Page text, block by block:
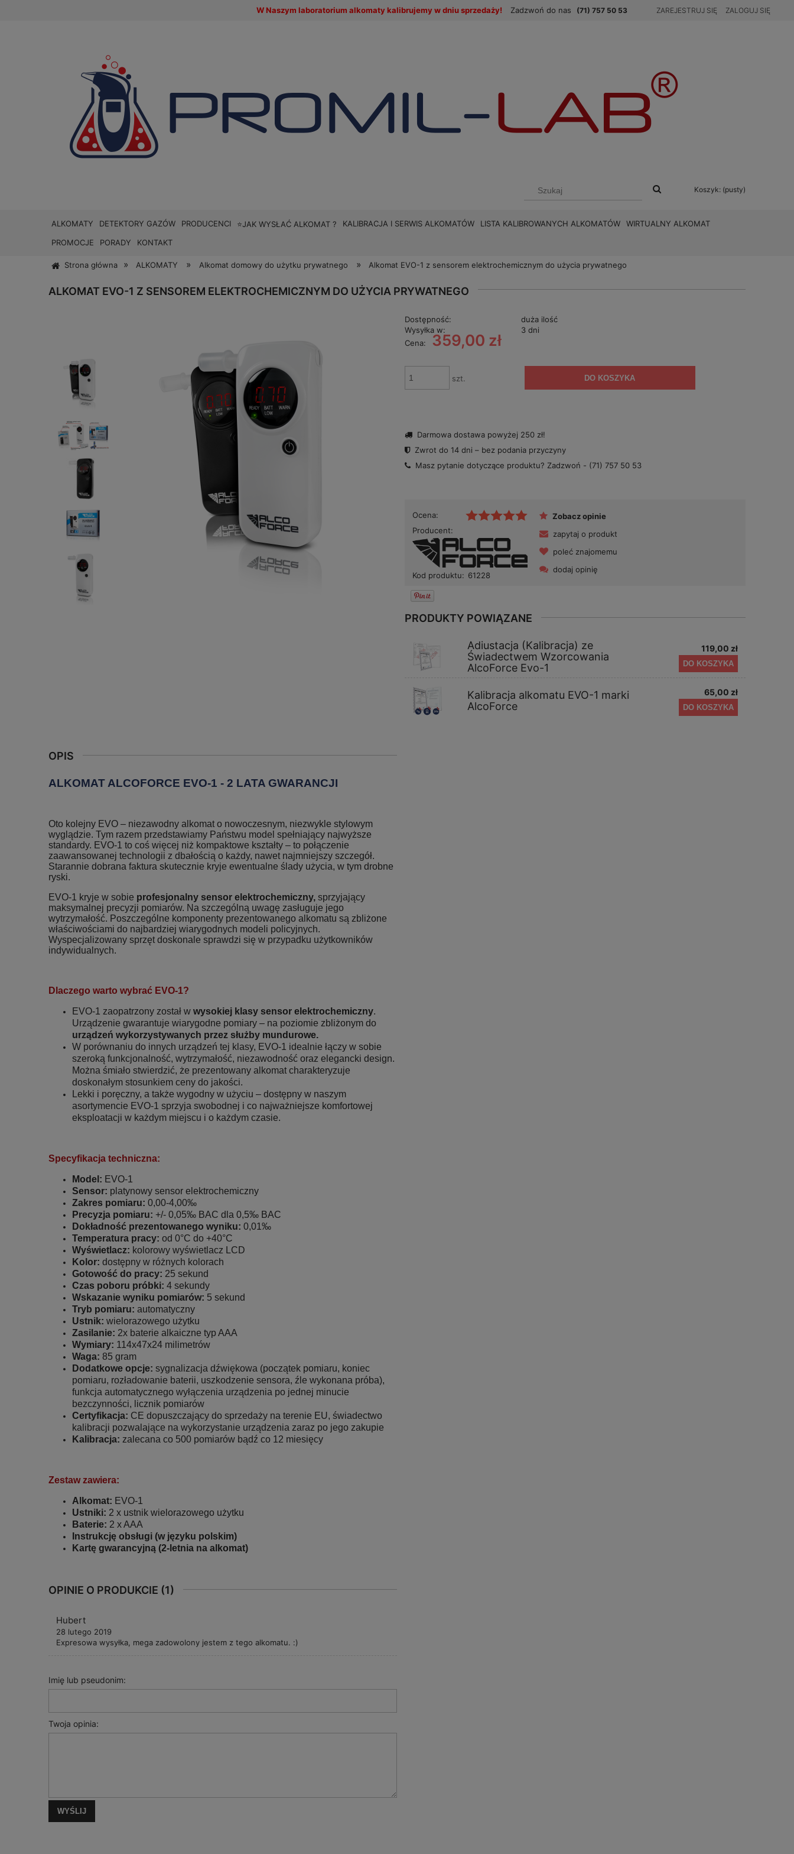
W Naszym laboratorium alkomaty kalibrujemy w dniu sprzedaży! Zadzwoń do nas (71) 757 50 53 ZAREJESTRUJ SIĘ ZALOGUJ SIĘ
Koszyk: (pusty)
ALKOMATY DETEKTORY GAZÓW PRODUCENCI ⭐JAK WYSŁAĆ ALKOMAT ? KALIBRACJA I SERWIS ALKOMATÓW LISTA KALIBROWANYCH ALKOMATÓW
WIRTUALNY ALKOMAT
PROMOCJE
PORADY KONTAKT
Strona główna » ALKOMATY » Alkomat domowy do użytku prywatnego » Alkomat EVO-1 z sensorem elektrochemicznym do użycia prywatnego
ALKOMAT EVO-1 Z SENSOREM ELEKTROCHEMICZNYM DO UŻYCIA PRYWATNEGO
Dostępność:
duża ilość
Wysyłka w:
3 dni
Cena:
359,00 zł
szt. DO KOSZYKA
Darmowa dostawa powyżej 250 zł!
Zwrot do 14 dni – bez podania przyczyny
Masz pytanie dotyczące produktu? Zadzwoń - (71) 757 50 53
Ocena:
Producent:
Kod produktu: 61228
Zobacz opinie
zapytaj o produkt
poleć znajomemu
dodaj opinię
PRODUKTY POWIĄZANE
Adiustacja (Kalibracja) ze
Świadectwem Wzorcowania
AlcoForce Evo-1
119,00 zł
DO KOSZYKA
Kalibracja alkomatu EVO-1 marki
AlcoForce
65,00 zł
DO KOSZYKA
OPIS
ALKOMAT ALCOFORCE EVO-1 - 2 LATA GWARANCJI
Oto kolejny EVO – niezawodny alkomat o nowoczesnym, niezwykle stylowym
wyglądzie. Tym razem przedstawiamy Państwu model spełniający najwyższe
standardy. EVO-1 to coś więcej niż kompaktowe kształty – to połączenie
zaawansowanej technologii z dbałością o każdy, nawet najmniejszy szczegół.
Starannie dobrana faktura skutecznie kryje ewentualne ślady użycia, w tym drobne
ryski.
EVO-1 kryje w sobie profesjonalny sensor elektrochemiczny, sprzyjający
maksymalnej precyzji pomiarów. Na szczególną uwagę zasługuje jego
wytrzymałość. Poszczególne komponenty prezentowanego alkomatu są zbliżone
właściwościami do najbardziej wiarygodnych modeli policyjnych.
Wyspecjalizowany sprzęt doskonale sprawdzi się w przypadku użytkowników
indywidualnych.
Dlaczego warto wybrać EVO-1?
EVO-1 zaopatrzony został w wysokiej klasy sensor elektrochemiczny.
Urządzenie gwarantuje wiarygodne pomiary – na poziomie zbliżonym do
urządzeń wykorzystywanych przez służby mundurowe.
W porównaniu do innych urządzeń tej klasy, EVO-1 idealnie łączy w sobie
szeroką funkcjonalność, wytrzymałość, niezawodność oraz elegancki design.
Można śmiało stwierdzić, że prezentowany alkomat charakteryzuje
doskonałym stosunkiem ceny do jakości.
Lekki i poręczny, a także wygodny w użyciu – dostępny w naszym
asortymencie EVO-1 sprzyja swobodnej i co najważniejsze komfortowej
eksploatacji w każdym miejscu i o każdym czasie.
Specyfikacja techniczna:
Model: EVO-1
Sensor: platynowy sensor elektrochemiczny
Zakres pomiaru: 0,00-4,00‰
Precyzja pomiaru: +/- 0,05‰ BAC dla 0,5‰ BAC
Dokładność prezentowanego wyniku: 0,01‰
Temperatura pracy: od 0°C do +40°C
Wyświetlacz: kolorowy wyświetlacz LCD
Kolor: dostępny w różnych kolorach
Gotowość do pracy: 25 sekund
Czas poboru próbki: 4 sekundy
Wskazanie wyniku pomiarów: 5 sekund
Tryb pomiaru: automatyczny
Ustnik: wielorazowego użytku
Zasilanie: 2x baterie alkaiczne typ AAA
Wymiary: 114x47x24 milimetrów
Waga: 85 gram
Dodatkowe opcje: sygnalizacja dźwiękowa (początek pomiaru, koniec
pomiaru, rozładowanie baterii, uszkodzenie sensora, źle wykonana próba),
funkcja automatycznego wyłączenia urządzenia po jednej minucie
bezczynności, licznik pomiarów
Certyfikacja: CE dopuszczający do sprzedaży na terenie EU, świadectwo
kalibracji pozwalające na wykorzystanie urządzenia zaraz po jego zakupie
Kalibracja: zalecana co 500 pomiarów bądź co 12 miesięcy
Zestaw zawiera:
Alkomat: EVO-1
Ustniki: 2 x ustnik wielorazowego użytku
Baterie: 2 x AAA
Instrukcję obsługi (w języku polskim)
Kartę gwarancyjną (2-letnia na alkomat)
OPINIE O PRODUKCIE (1)
Hubert
28 lutego 2019
Expresowa wysyłka, mega zadowolony jestem z tego alkomatu. :)
Imię lub pseudonim:
Twoja opinia:
WYŚLIJ